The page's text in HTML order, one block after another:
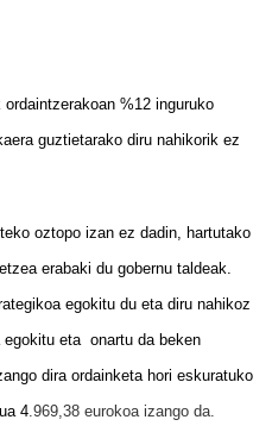
%12 inguruko
guztietarako diru nahikorik ez
oztopo izan ez dadin, hartutako
erabaki du gobernu taldeak.
egokitu du eta diru nahikoz
egokitu eta onartu da beken
dira ordainketa hori eskuratuko
4 .969,38 eurokoa izango da.